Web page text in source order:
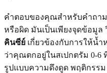
คำตอบของคุณสำหรับคำถา
หรือผิด มันเป็นเพียงจุดข้อมูล
คินซีย์ เกี่ยวข้องกับการให้น้
ว่าคุณตกอยู่ในสเปกตรัม 0-6
รูปแบบความดึงดูด พฤติกรร